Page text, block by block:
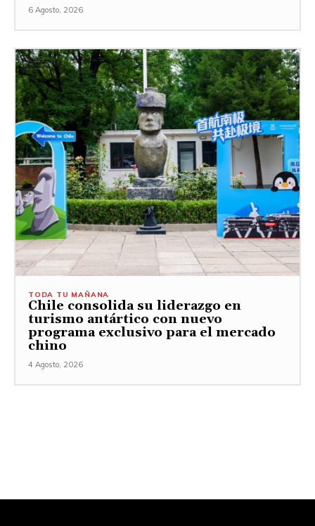
6 Agosto, 2026
TODA TU MAÑANA
Chile consolida su liderazgo en
turismo antártico con nuevo
programa exclusivo para el mercado
chino
4 Agosto, 2026